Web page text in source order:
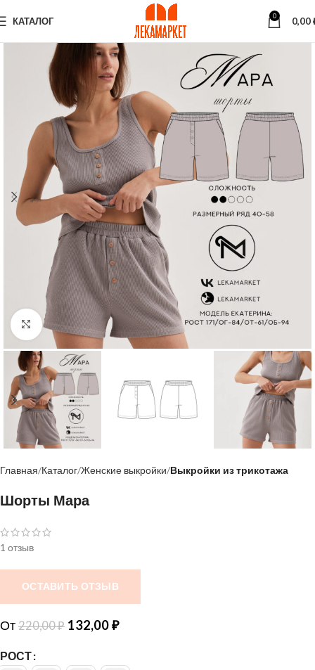
КАТАЛОГ 0 0,00
Нажмите, чтобы увеличить
Главная Каталог Женские выкройки Выкройки из трикотажа
Шорты Мара
1 отзыв
ОСТАВИТЬ ОТЗЫВ
От 220,00₽ 132,00₽
РОСТ